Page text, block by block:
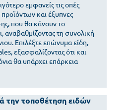
εμφανείς τις οπές
και έξυπνες
που θα κάνουν το
αναβαθμίζοντας τη συνολική
Επιλέξτε επώνυμα είδη,
εξασφαλίζοντας ότι και
θα υπάρχει επάρκεια
την τοποθέτηση ειδών